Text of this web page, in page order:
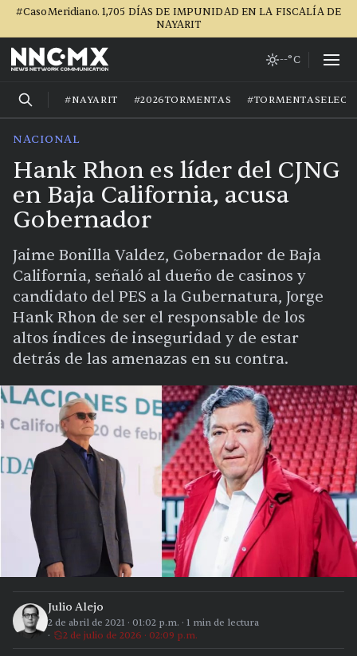
#CasoMeridiano. 1,705 DÍAS DE IMPUNIDAD EN LA FISCALÍA DE
NAYARIT
--°C
#NAYARIT #2026TORMENTAS
NACIONAL
Hank Rhon es líder del CJNG
en Baja California, acusa
Gobernador
Jaime Bonilla Valdez, Gobernador de Baja
California, señaló al dueño de casinos y
candidato del PES a la Gubernatura, Jorge
Hank Rhon de ser el responsable de los
altos índices de inseguridad y de estar
detrás de las amenazas en su contra.
Julio Alejo
2 de abril de 2021 · 01:02 p.m. · 1 min de lectura
2 de julio de 2026 · 02:09 p.m.